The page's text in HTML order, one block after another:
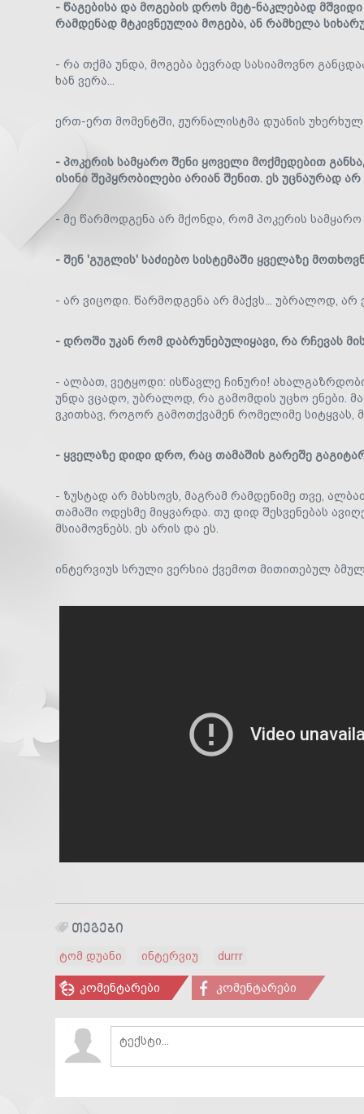
- წაგებისა და მოგების დროს მეტ-ნაკლებად
რამდენად მტკივნეულია მოგება, ან რამხელა
- რა თქმა უნდა, მოგება ბევრად სასიამოვნო
ხან ვერა...
ერთ-ერთ მომენტში, ჟურნალისტმა დუანის
- პოკერის სამყარო შენი ყოველი მოქმედებით
ისინი შეპყრობილები არიან შენით. ეს უცნაურად არ
- მე წარმოდგენა არ მქონდა, რომ პოკერის
- შენ 'გუგლის' საძიებო სისტემაში ყველაზე
- არ ვიცოდი. წარმოდგენა არ მაქვს... უბრალოდ, არ
- დროში უკან რომ დაბრუნებულიყავი, რა რჩევას
- ალბათ, ვეტყოდი: ისწავლე ჩინური!
უნდა ვცადო, უბრალოდ, რა გამომდის უცხო ენები.
ვკითხავ, როგორ გამოთქვამენ რომელიმე სიტყვას,
- ყველაზე დიდი დრო, რაც თამაშის გარეშე
- ზუსტად არ მახსოვს, მაგრამ რამდენიმე თვე,
თამაში ოდესმე მიყვარდა. თუ დიდ შესვენებას
მსიამოვნებს. ეს არის და ეს.
ინტერვიუს სრული ვერსია ქვემოთ მითითებულ
ᲗᲔᲒᲔᲑᲘ
ტომ დუანი ინტერვიუ durrr
კომენტარები კომენტარები